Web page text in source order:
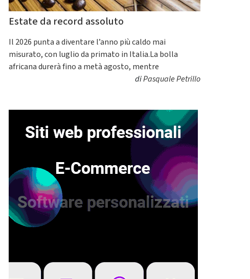
Estate da record assoluto
Il 2026 punta a diventare l’anno più caldo mai
misurato, con luglio da primato in Italia.La bolla
africana durerà fino a metà agosto, mentre
diPasquale Petrillo